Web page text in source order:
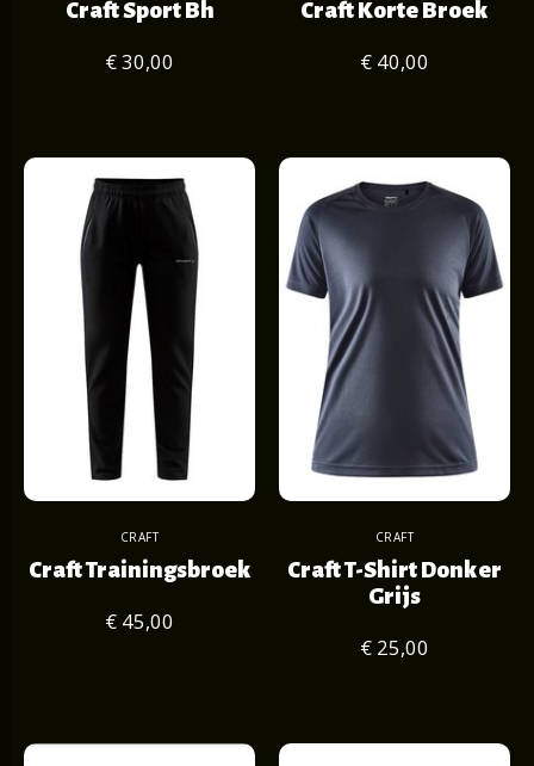
Craft Sport Bh
€ 30,00
Craft Korte Broek
€ 40,00
CRAFT
Craft Trainingsbroek
€ 45,00
CRAFT
Craft T-Shirt Donker
Grijs
€ 25,00